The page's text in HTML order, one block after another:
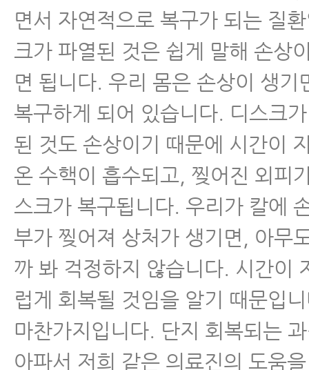
- 허리디스크 운동 이야기 지금까
버려라
- 허리디스크에 좋은 운동
- 허리강화운동 10가지(디스크
- 허리디스크운동 절대로 하지 말
- 허리디스크 운동, 수없이 많은
- 허리디스크 운동에 대해 잘못 알
- 허리디스크 급성기에 통증을 줄
없다
- 허리디스크 생활습관
면서 자연적으로 복구가 되는 질
크가 파열된 것은 쉽게 말해 손상
면 됩니다. 우리 몸은 손상이 생기
복구하게 되어 있습니다. 디스크
된 것도 손상이기 때문에 시간이
온 수핵이 흡수되고, 찢어진 외피
스크가 복구됩니다. 우리가 칼에
부가 찢어져 상처가 생기면, 아무
까 봐 걱정하지 않습니다. 시간이
럽게 회복될 것임을 알기 때문입
마찬가지입니다. 단지 회복되는
아파서 저희 같은 의료진의 도움